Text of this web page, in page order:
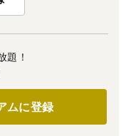
題！
ムに登録